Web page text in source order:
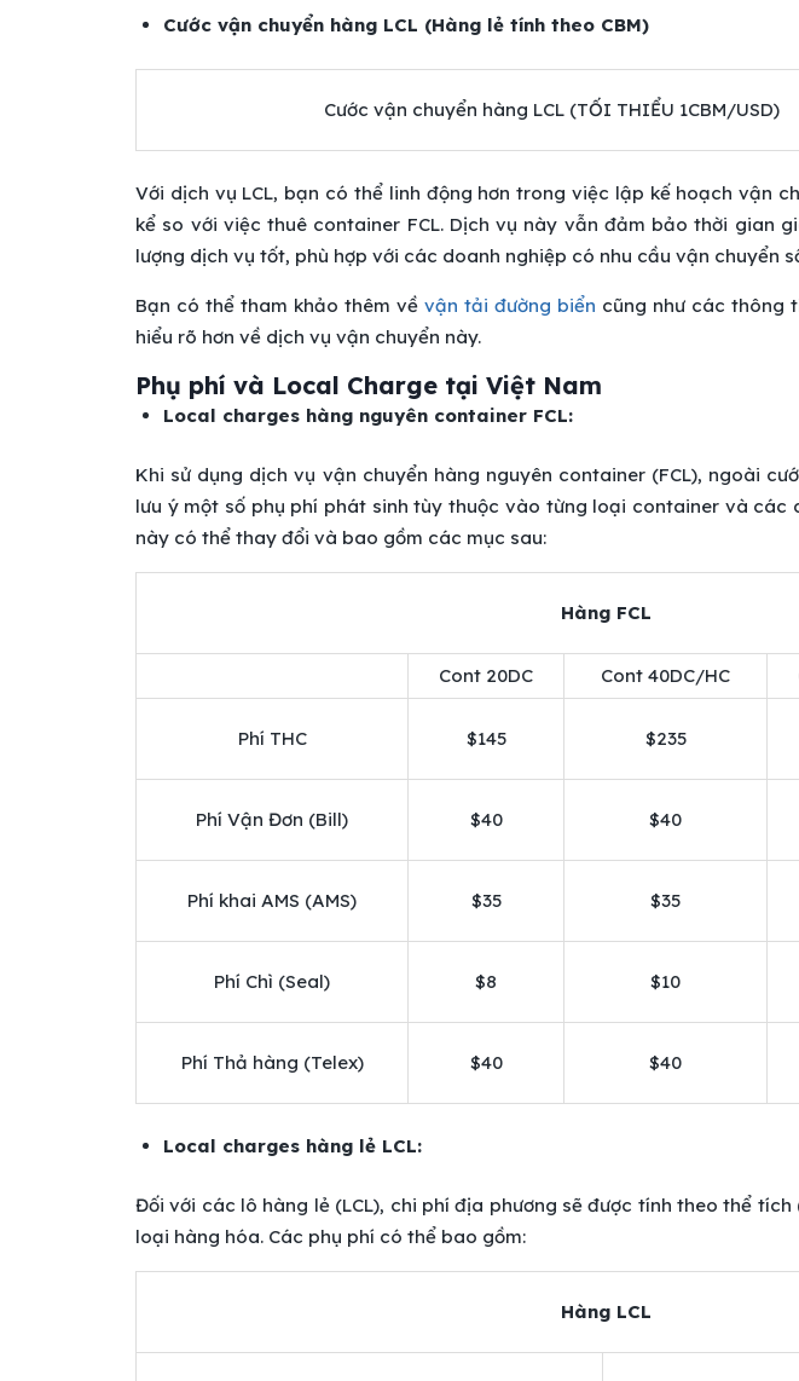
Cước vận chuyển hàng LCL (Hàng lẻ tính theo CBM)
Cước vận chuyển hàng LCL (TỐI THIỂU 1CBM/USD)
Với dịch vụ LCL, bạn có thể linh động hơn trong việc lập kế hoạch vận
kể so với việc thuê container FCL. Dịch vụ này vẫn đảm bảo thời gian
lượng dịch vụ tốt, phù hợp với các doanh nghiệp có nhu cầu vận chuyển
Bạn có thể tham khảo thêm về vận tải đường biển cũng như các thông
hiểu rõ hơn về dịch vụ vận chuyển này.
Phụ phí và Local Charge tại Việt Nam
Local charges hàng nguyên container FCL:
Khi sử dụng dịch vụ vận chuyển hàng nguyên container (FCL), ngoài
lưu ý một số phụ phí phát sinh tùy thuộc vào từng loại container và các
này có thể thay đổi và bao gồm các mục sau:
Hàng FCL
Cont 20DC Cont 40DC/HC
Phí THC $145 $235
Phí Vận Đơn (Bill) $40 $40
Phí khai AMS (AMS) $35 $35
Phí Chì (Seal) $8 $10
Phí Thả hàng (Telex) $40 $40
Local charges hàng lẻ LCL:
Đối với các lô hàng lẻ (LCL), chi phí địa phương sẽ được tính theo thể
loại hàng hóa. Các phụ phí có thể bao gồm:
Hàng LCL